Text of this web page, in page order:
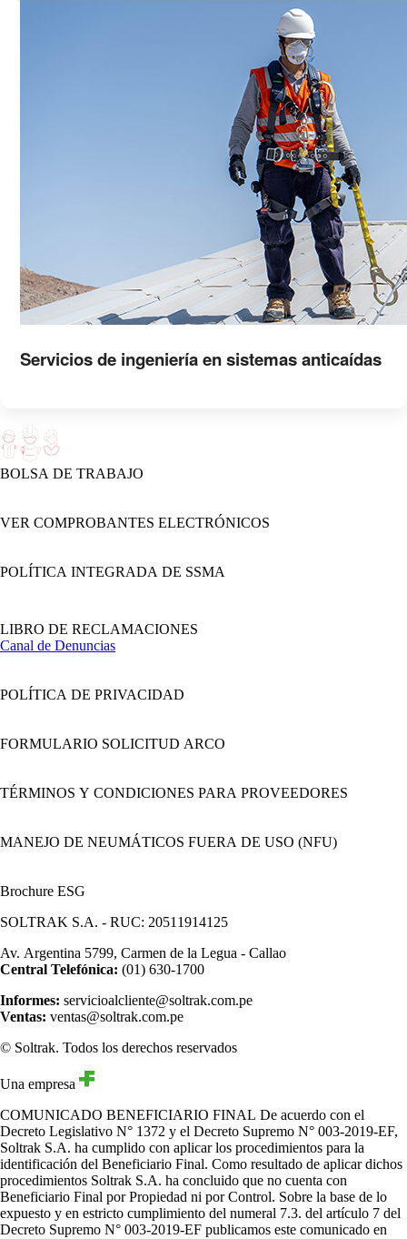
Servicios de ingeniería en sistemas anticaídas
BOLSA DE TRABAJO
VER COMPROBANTES ELECTRÓNICOS
POLÍTICA INTEGRADA DE SSMA
LIBRO DE RECLAMACIONES
Canal de Denuncias
POLÍTICA DE PRIVACIDAD
FORMULARIO SOLICITUD ARCO
TÉRMINOS Y CONDICIONES PARA PROVEEDORES
MANEJO DE NEUMÁTICOS FUERA DE USO (NFU)
Brochure ESG
SOLTRAK S.A. - RUC: 20511914125
Av. Argentina 5799, Carmen de la Legua - Callao
Central Telefónica: (01) 630-1700
Informes: servicioalcliente@soltrak.com.pe
Ventas: ventas@soltrak.com.pe
© Soltrak. Todos los derechos reservados
Una empresa
COMUNICADO BENEFICIARIO FINAL
Decreto Legislativo N° 1372 y el Decreto Supremo N° 003-2019-EF,
Soltrak S.A. ha cumplido con aplicar los procedimientos para la
identificación del Beneficiario Final. Como resultado de aplicar dichos
procedimientos Soltrak S.A. ha concluido que no cuenta con
Beneficiario Final por Propiedad ni por Control. Sobre la base de lo
expuesto y en estricto cumplimiento del numeral 7.3. del artículo 7 del
Decreto Supremo N° 003-2019-EF publicamos este comunicado en